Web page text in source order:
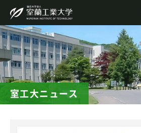
室工大ニュース